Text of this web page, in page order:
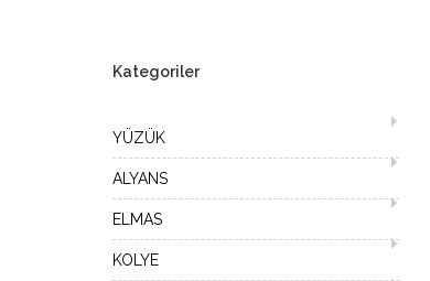
Kategoriler
YÜZÜK
ALYANS
ELMAS
KOLYE